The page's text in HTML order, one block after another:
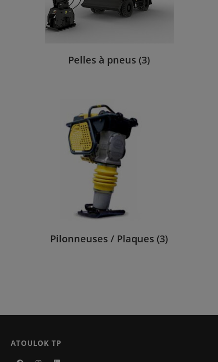
Pelles à pneus (3)
Pilonneuses / Plaques (3)
ATOULOK TP